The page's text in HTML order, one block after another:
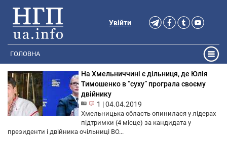
Увійти
ГОЛОВНА
На Хмельниччині є дільниця, де Юлія
Тимошенко в “суху” програла своєму
двійнику
1 |04.04.2019
Хмельницька область опинилася у лідерах
підтримки (4 місце) за кандидата у
президенти і двійника очільниці ВО...